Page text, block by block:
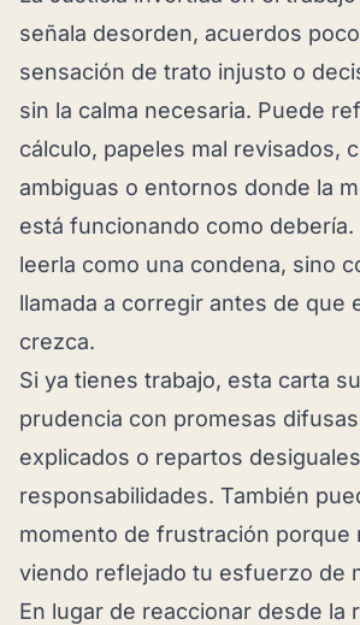
señala desorden, acuerdos
sensación de trato injusto o
sin la calma necesaria. Puede
cálculo, papeles mal revisados,
ambiguas o entornos donde la
está funcionando como
leerla como una condena, sino
llamada a corregir antes de que
crezca.
Si ya tienes trabajo, esta carta
prudencia con promesas
explicados o repartos
responsabilidades. También
momento de frustración porque
viendo reflejado tu esfuerzo de
En lugar de reaccionar desde la